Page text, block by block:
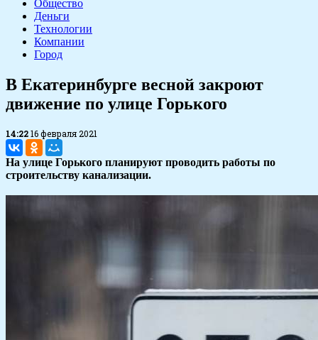
Общество
Деньги
Технологии
Компании
Город
​В Екатеринбурге весной закроют
движение по улице Горького
14:2216 февраля 2021
На улице Горького планируют проводить работы по
строительству канализации.